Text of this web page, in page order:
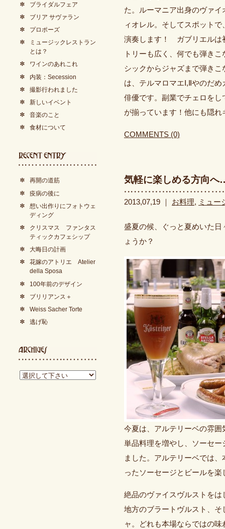
た。ルーマニア出身のヴァ
ィオレル。そしてスポット
演奏します！ ガブリエルは
トリーも広く、何でも弾き
シックからジャズまで弾き
は、テルマロマエⅠ,Ⅱやのだ
俳優です。副業でチェロを
が揃っています！他にも隠れ
COMMENTS (0)
気軽に楽しめる方向
2013,07,19 ｜ お料理, ミュー
盛夏の候、ぐっと夏めいた
ょうか？
今夏は、アルテリーベの雰
単品料理を増やし、ソーセ
ました。アルテリーベでは
ったソーセージとビールを
絶品のヴァイスヴルストを
地方のブラートヴルスト、
ャ。どれも本場ならではの
ブライダルフェア
ブリア サヴァラン
プロポーズ
ミュージックレストラン
とは？
ワインのあれこれ
内装：Secession
撮影行われました
新しいイベント
音楽のこと
食材について
再開の道筋
疫病の後に
想い出作りにフォトウェ
ディング
クリスマス ファンタス
ティックカフェシップ
大晦日の計画
花嫁のアトリエ Atelier
della Sposa
100年前のデザイン
ブリリアンス＋
Weiss Sacher Torte
逃げ恥